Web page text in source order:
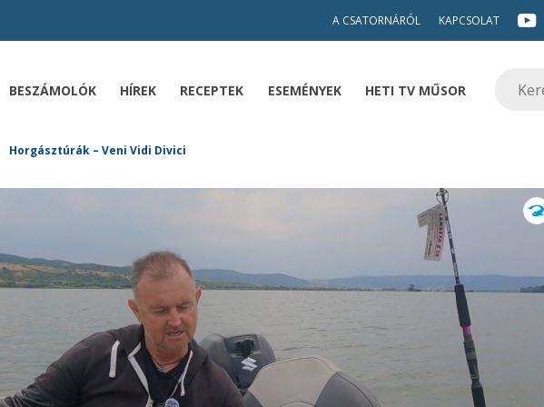
A CSATORNÁRÓL KAPCSOLAT
BESZÁMOLÓK HÍREK RECEPTEK ESEMÉNYEK HETI TV MŰSOR
Horgásztúrák – Veni Vidi Divici